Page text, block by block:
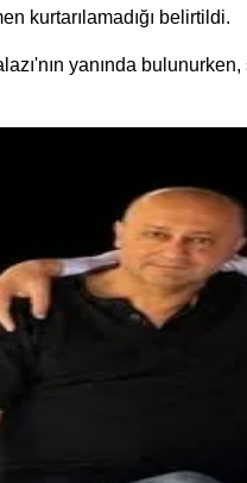
kurtarılamadığı belirtildi.
yanında